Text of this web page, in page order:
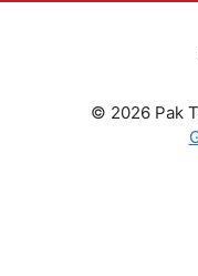
© 2026 Pak